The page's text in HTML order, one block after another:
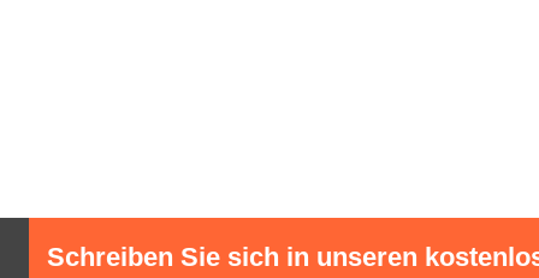
Schreiben Sie sich in unseren